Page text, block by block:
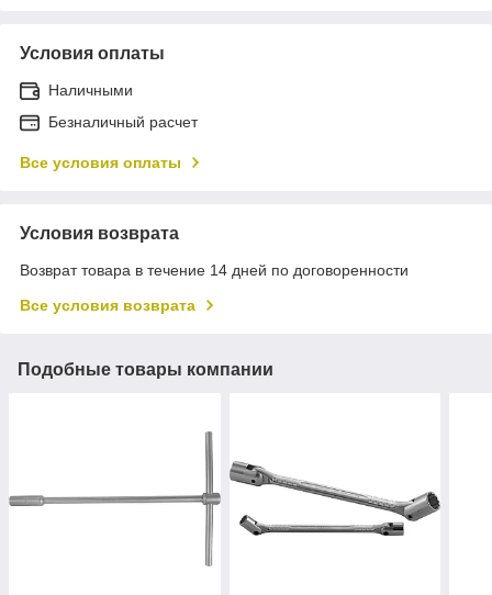
Условия оплаты
Наличными
Безналичный расчет
Все условия оплаты
Условия возврата
Возврат товара в течение 14 дней по договоренности
Все условия возврата
Подобные товары компании